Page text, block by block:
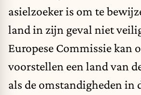
asielzoeker is om te
land in zijn geval niet
Europese Commissie kan
voorstellen een land van
als de omstandigheden in